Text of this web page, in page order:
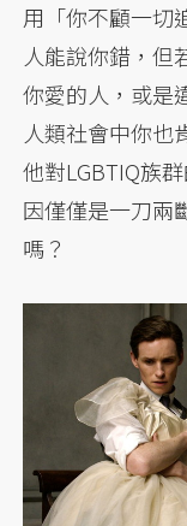
用「你不顧一切
人能說你錯，但
你愛的人，或是
人類社會中你也
他對LGBTIQ族
因僅僅是一刀兩
嗎？